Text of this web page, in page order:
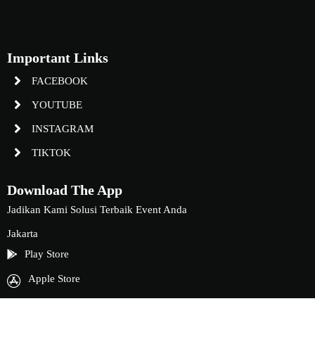
Important Links
FACEBOOK
YOUTUBE
INSTAGRAM
TIKTOK
Download The App
Jadikan Kami Solusi Terbaik Event Anda
Jakarta
Play Store
Apple Store